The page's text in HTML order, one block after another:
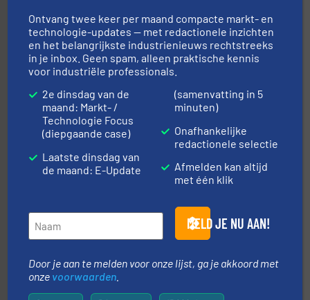
Robbe Industries nv
Sinds 1845 is Robbe Industries nv gespecialiseerd in
weeg-, verpakking- en transportprocessen die klanten
in verschillende sectoren hebben geholpen.
plastic-, (petro) chemische, farmaceutische,
mineralen-, energie en biomassa industrieën.
info ➜
Ontvang twee keer per maand compacte markt- en
technologie-updates — met redactionele inzichten
en het belangrijkste industrienieuws rechtstreeks
in je inbox. Geen spam, alleen praktische kennis
voor industriële professionals.
2e dinsdag van de
maand: Markt- /
Technologie Focus
(diepgaande case)
Laatste dinsdag van
de maand: E-Update
(samenvatting in 5
minuten)
Onafhankelijke
redactionele selectie
Afmelden kan altijd
met één klik
MELD JE NU AAN!
Door je aan te melden voor onze lijst, ga je akkoord met
onze voorwaarden